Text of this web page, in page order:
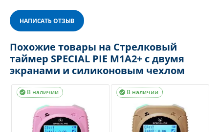
НАПИСАТЬ ОТЗЫВ
Похожие товары на Стрелковый
таймер SPECIAL PIE M1A2+ с двумя
экранами и силиконовым чехлом
В наличии
 В наличии
